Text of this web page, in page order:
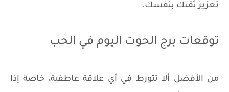
تعزيز ثقتك بنفسك.
توقعات برج الحوت اليوم في الحب
من الأفضل ألا تتورط في أي علاقة عاطفية، خاصة إذا